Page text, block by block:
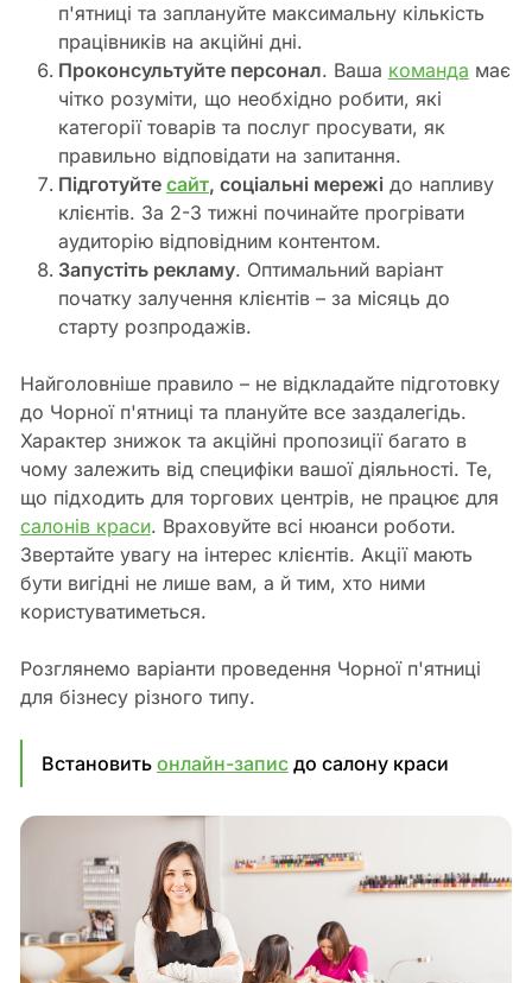
п'ятниці та заплануйте максимальну кількість
працівників на акційні дні.
Проконсультуйте персонал. Ваша команда має
чітко розуміти, що необхідно робити, які
категорії товарів та послуг просувати, як
правильно відповідати на запитання.
Підготуйте сайт, соціальні мережідо напливу
клієнтів. За 2-3 тижні починайте прогрівати
аудиторію відповідним контентом.
Запустіть рекламу. Оптимальний варіант
початку залучення клієнтів – за місяць до
старту розпродажів.
Найголовніше правило – не відкладайте підготовку
до Чорної п'ятниці та плануйте все заздалегідь.
Характер знижок та акційні пропозиції багато в
чому залежить від специфіки вашої діяльності. Те,
що підходить для торгових центрів, не працює для
салонів краси. Враховуйте всі нюанси роботи.
Звертайте увагу на інтерес клієнтів. Акції мають
бути вигідні не лише вам, а й тим, хто ними
користуватиметься.
Розглянемо варіанти проведення Чорної п'ятниці
для бізнесу різного типу.
Встановить онлайн-записдо салону краси